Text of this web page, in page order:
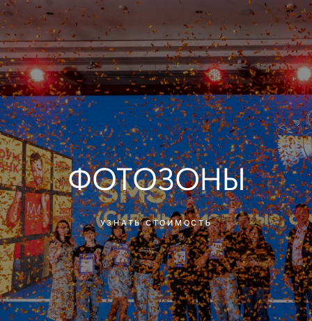
ФОТОЗОНЫ
УЗНАТЬ СТОИМОСТЬ